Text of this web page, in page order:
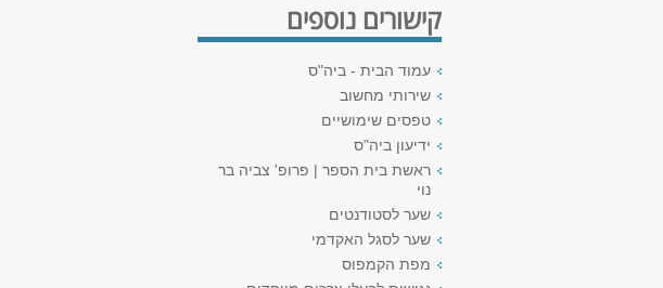
קישורים נוספים
עמוד הבית - ביה"ס
שירותי מחשוב
טפסים שימושיים
ידיעון ביה"ס
ראשת בית הספר | פרופ' צביה בר
נוי
שער לסטודנטים
שער לסגל האקדמי
מפת הקמפוס